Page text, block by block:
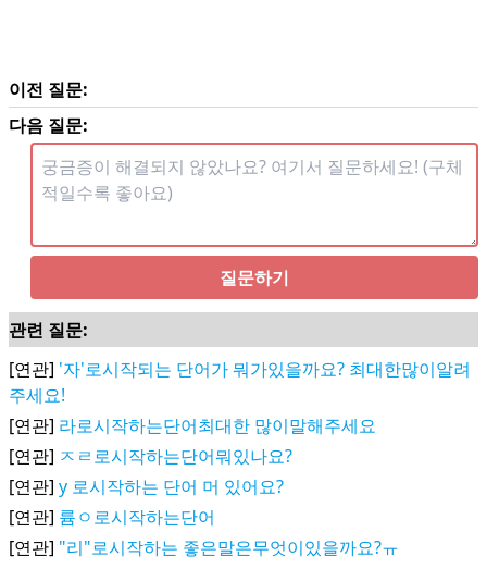
이전 질문:
다음 질문:
질문하기
관련 질문:
[연관] '자'로시작되는 단어가 뭐가있을까요? 최대한많이알려
주세요!
[연관] 라로시작하는단어최대한 많이말해주세요
[연관] ㅈㄹ로시작하는단어뭐있나요?
[연관] y 로시작하는 단어 머 있어요?
[연관] 륨ㅇ로시작하는단어
[연관] "리"로시작하는 좋은말은무엇이있을까요?ㅠ